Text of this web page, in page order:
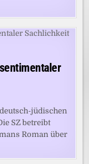
sentimentaler
jüdischen
SZ betreibt
Roman über